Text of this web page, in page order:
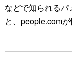
などで知られる
と、people.com